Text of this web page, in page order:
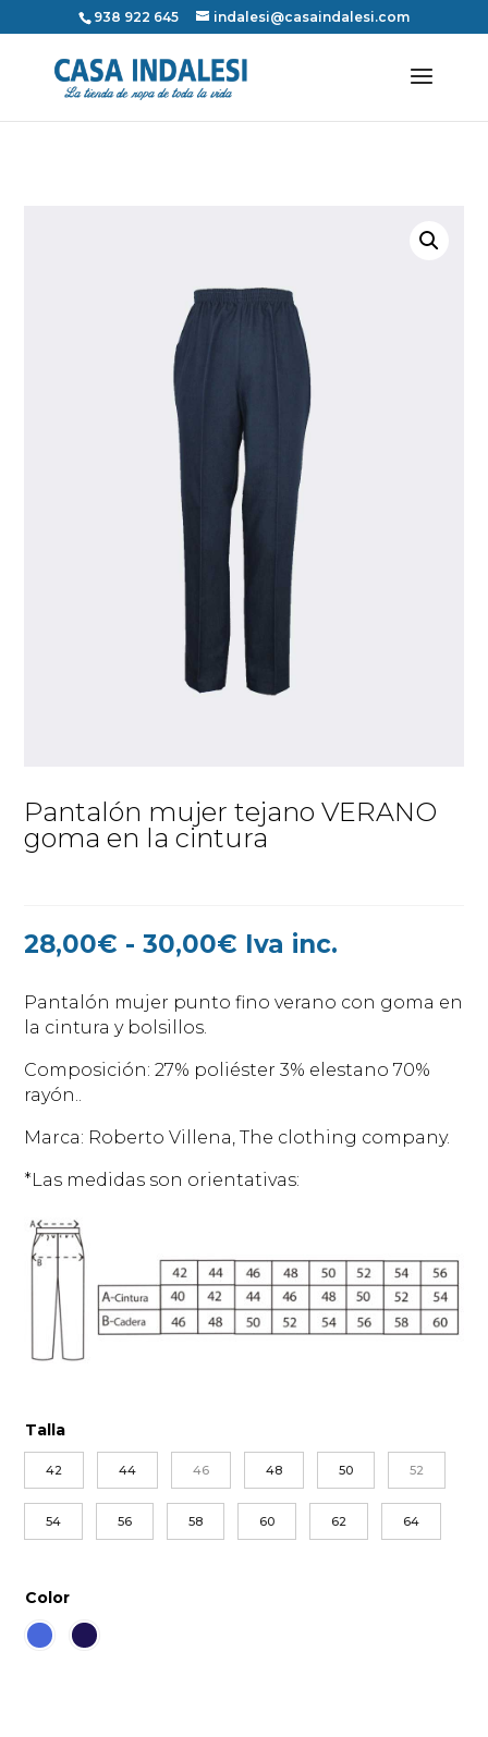
938 922 645 indalesi@casaindalesi.com
Pantalón mujer tejano VERANO
goma en la cintura
28,00€ - 30,00€ Rango
precios:
desde
hasta
Iva inc.
Pantalón mujer punto fino verano con goma en
la cintura y bolsillos.
Composición: 27% poliéster 3% elestano 70%
rayón..
Marca: Roberto Villena, The clothing company.
*Las medidas son orientativas:
Talla
42 44 46 48 50 52
54 56 58 60 62 64
Color